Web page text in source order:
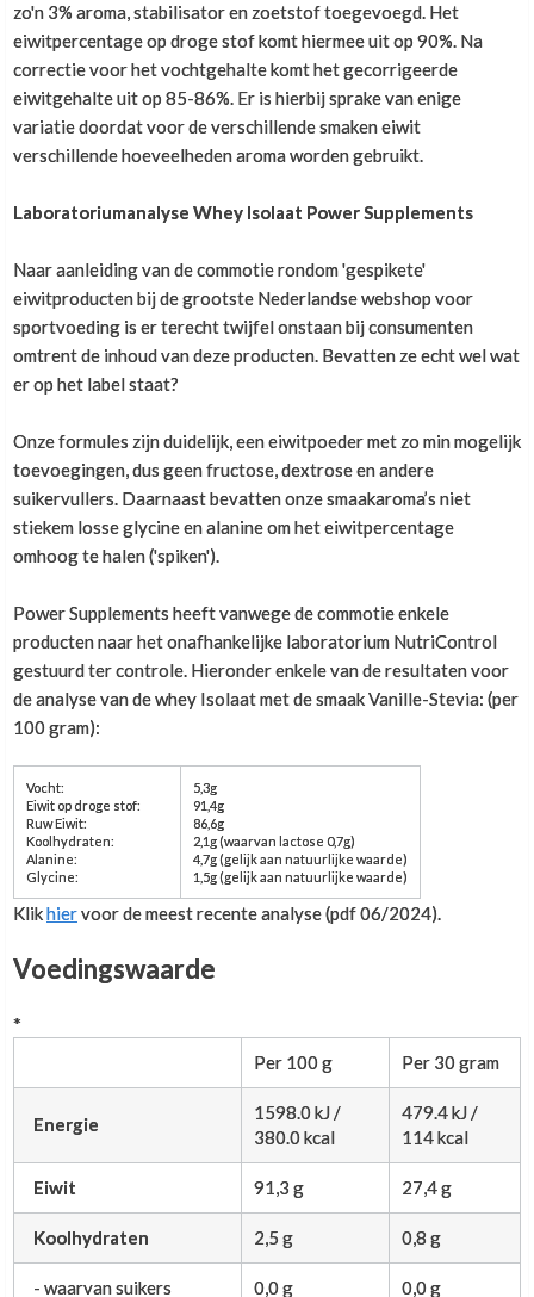
zo'n 3% aroma, stabilisator en zoetstof toegevoegd. Het
eiwitpercentage op droge stof komt hiermee uit op 90%. Na
correctie voor het vochtgehalte komt het gecorrigeerde
eiwitgehalte uit op 85-86%. Er is hierbij sprake van enige
variatie doordat voor de verschillende smaken eiwit
verschillende hoeveelheden aroma worden gebruikt.
Laboratoriumanalyse Whey Isolaat Power Supplements
Naar aanleiding van de commotie rondom 'gespikete'
eiwitproducten bij de grootste Nederlandse webshop voor
sportvoeding is er terecht twijfel onstaan bij consumenten
omtrent de inhoud van deze producten. Bevatten ze echt wel wat
er op het label staat?
Onze formules zijn duidelijk, een eiwitpoeder met zo min mogelijk
toevoegingen, dus geen fructose, dextrose en andere
suikervullers. Daarnaast bevatten onze smaakaroma’s niet
stiekem losse glycine en alanine om het eiwitpercentage
omhoog te halen ('spiken').
Power Supplements heeft vanwege de commotie enkele
producten naar het onafhankelijke laboratorium NutriControl
gestuurd ter controle. Hieronder enkele van de resultaten voor
de analyse van de whey Isolaat met de smaak Vanille-Stevia: (per
100 gram):
Vocht:
Eiwit op droge stof:
Ruw Eiwit:
Koolhydraten:
Alanine:
Glycine:
5,3g
91,4g
86,6g
2,1g (waarvan lactose 0,7g)
4,7g (gelijk aan natuurlijke waarde)
1,5g (gelijk aan natuurlijke waarde)
Klikhiervoor de meest recente analyse (pdf 06/2024).
Voedingswaarde
*
Per 100 g Per 30 gram
Energie
1598.0 kJ /
380.0 kcal
479.4 kJ /
114 kcal
Eiwit 91,3 g 27,4 g
Koolhydraten 2,5 g 0,8 g
- waarvan suikers 0,0 g 0,0 g